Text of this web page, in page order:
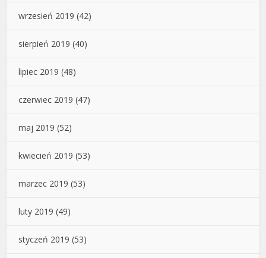
wrzesień 2019 (42)
sierpień 2019 (40)
lipiec 2019 (48)
czerwiec 2019 (47)
maj 2019 (52)
kwiecień 2019 (53)
marzec 2019 (53)
luty 2019 (49)
styczeń 2019 (53)